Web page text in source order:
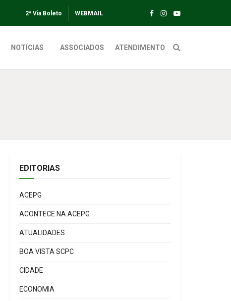
2ª Via Boleto WEBMAIL
NOTÍCIAS ASSOCIADOS ATENDIMENTO
EDITORIAS
ACEPG
ACONTECE NA ACEPG
ATUALIDADES
BOA VISTA SCPC
CIDADE
ECONOMIA